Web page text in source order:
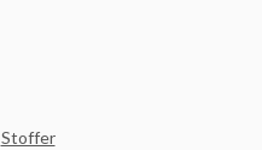
Stoffer